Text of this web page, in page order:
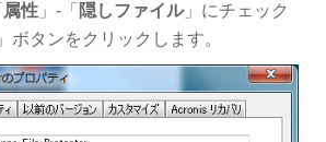
属性 」-「 隠しファイル」にチェック
」ボタンをクリックします。